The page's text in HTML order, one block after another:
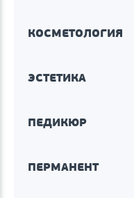
КОСМЕТОЛОГИЯ
ЭСТЕТИКА
ПЕДИКЮР
ПЕРМАНЕНТ